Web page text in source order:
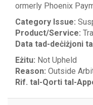
ormerly Phoenix
Category Issue:
Product/Service:
Data tad-deċiżjoni
Eżitu: Not Upheld
Reason: Outside
Rif. tal-Qorti tal-